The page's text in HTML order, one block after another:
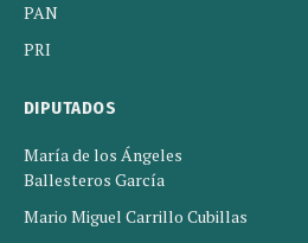
PAN
PRI
DIPUTADOS
María de los Ángeles
Ballesteros García
Mario Miguel Carrillo Cubillas